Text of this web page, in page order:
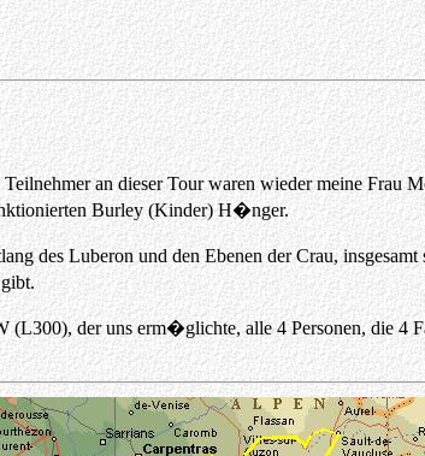
an dieser Tour waren wieder meine
Burley (Kinder) H�nger.
des Luberon und den Ebenen der Crau,
(L300), der uns erm�glichte, alle 4 Personen, die